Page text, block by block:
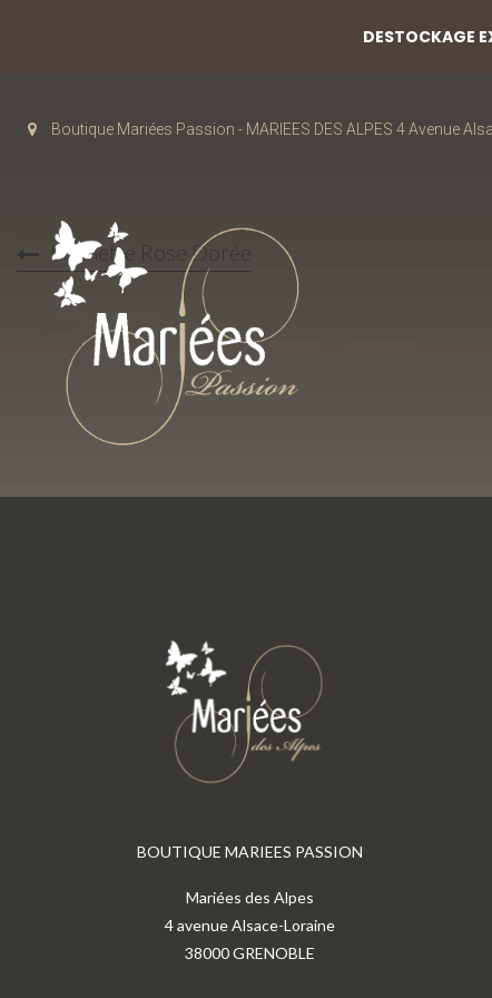
Boutique Mariées Passion - MARIEES DES ALPES 4 Avenue
Pochette Rose Dorée
BOUTIQUE MARIEES PASSION
Mariées des Alpes
4 avenue Alsace-Loraine
38000 GRENOBLE
DESTOCKAGE